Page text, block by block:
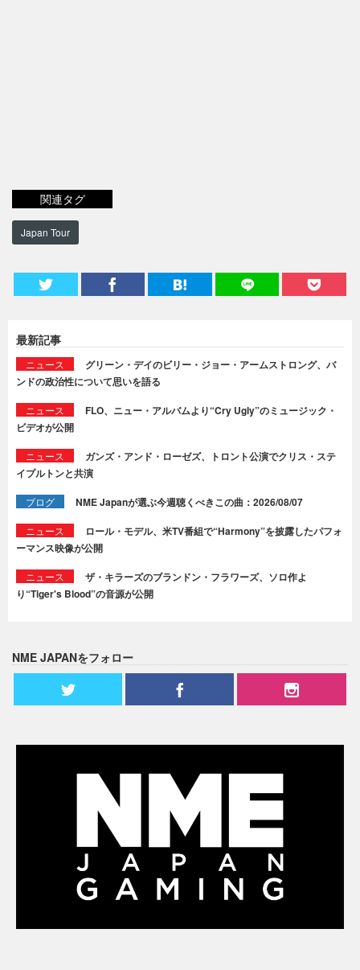
関連タグ
Japan Tour
最新記事
ニュース
グリーン・デイのビリー・ジョー・アームストロング、バ
ンドの政治性について思いを語る
ニュース
FLO、ニュー・アルバムより“Cry Ugly”のミュージック・
ビデオが公開
ニュース
ガンズ・アンド・ローゼズ、トロント公演でクリス・ステ
イプルトンと共演
ブログ NME Japanが選ぶ今週聴くべきこの曲：2026/08/07
ニュース
ロール・モデル、米TV番組で“Harmony”を披露したパフォ
ーマンス映像が公開
ニュース
ザ・キラーズのブランドン・フラワーズ、ソロ作よ
り“Tiger's Blood”の音源が公開
NME JAPANをフォロー